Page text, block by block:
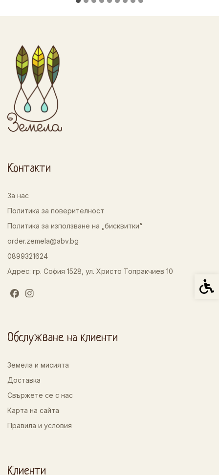
Контакти
За нас
Политика за поверителност
Политика за използване на „бисквитки“
order.zemela@abv.bg
0899321624
Адрес: гр. София 1528, ул. Христо Топракчиев 10
Обслужване на клиенти
Земела и мисията
Доставка
Свържете се с нас
Карта на сайта
Правила и условия
Клиенти